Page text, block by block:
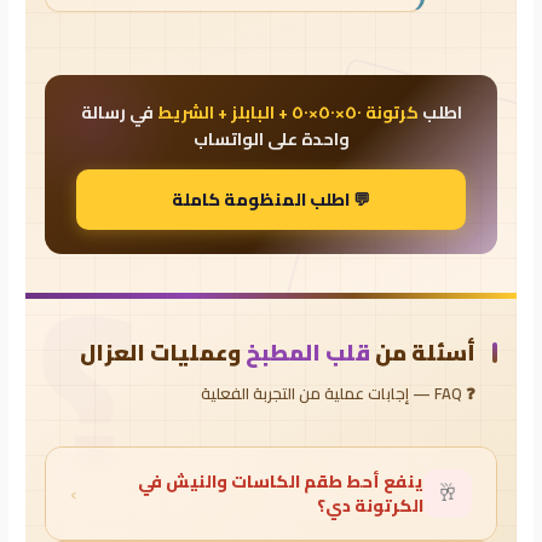
اطلبكرتونة ٥٠×٥٠×٥٠ + البابلز + الشريط
في رسالة
واحدة على الواتساب
💬 اطلب المنظومة كاملة
؟ أسئلة منقلب المطبخوعمليات العزال
❓ FAQ — إجابات عملية من التجربة الفعلية
🥂 ينفع أحط طقم الكاسات والنيش في
الكرتونة دي؟ ›